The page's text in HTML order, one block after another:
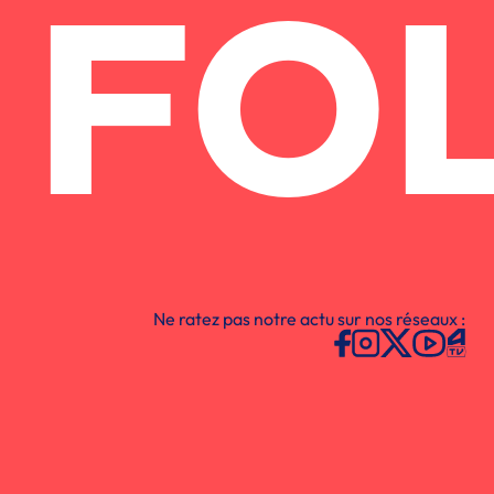
Ne ratez pas notre actu sur nos réseaux :